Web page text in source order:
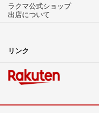
ラクマ公式ショップ
出店について
リンク